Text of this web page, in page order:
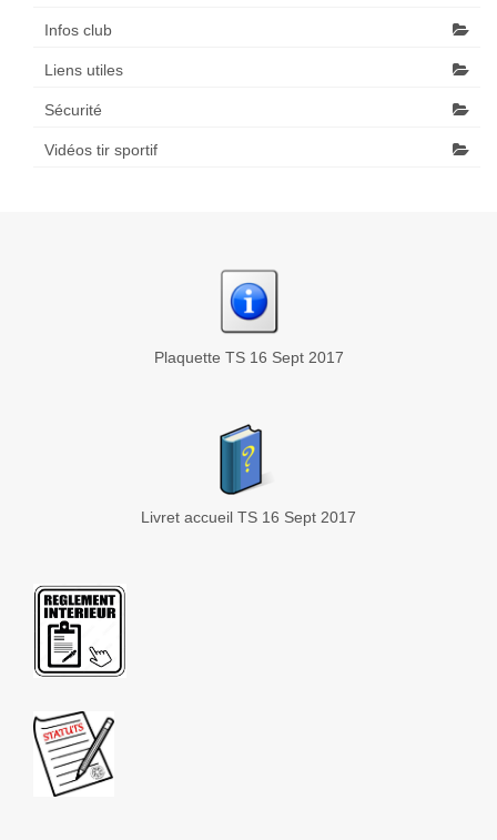
Infos club
Liens utiles
Sécurité
Vidéos tir sportif
Plaquette TS 16 Sept 2017
Livret accueil TS 16 Sept 2017